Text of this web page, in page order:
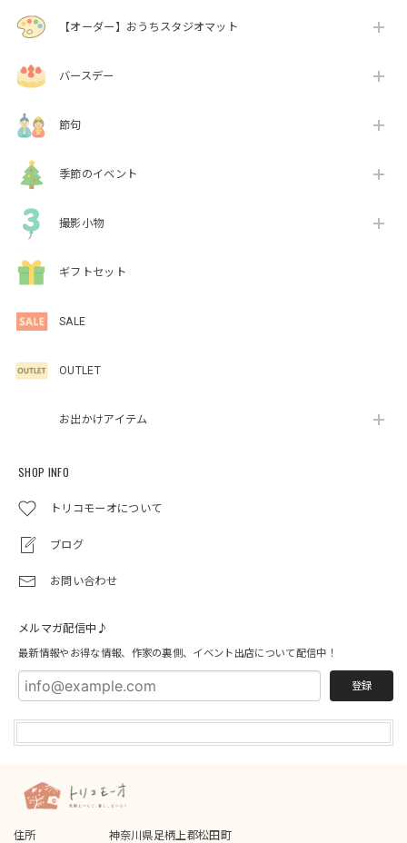
【オーダー】おうちスタジオマット
バースデー
節句
季節のイベント
撮影小物
ギフトセット
SALE
OUTLET
お出かけアイテム
SHOP INFO
トリコモーオについて
ブログ
お問い合わせ
メルマガ配信中♪
最新情報やお得な情報、作家の裏側、イベント出店について配信中！
登録
住所
神奈川県足柄上郡松田町